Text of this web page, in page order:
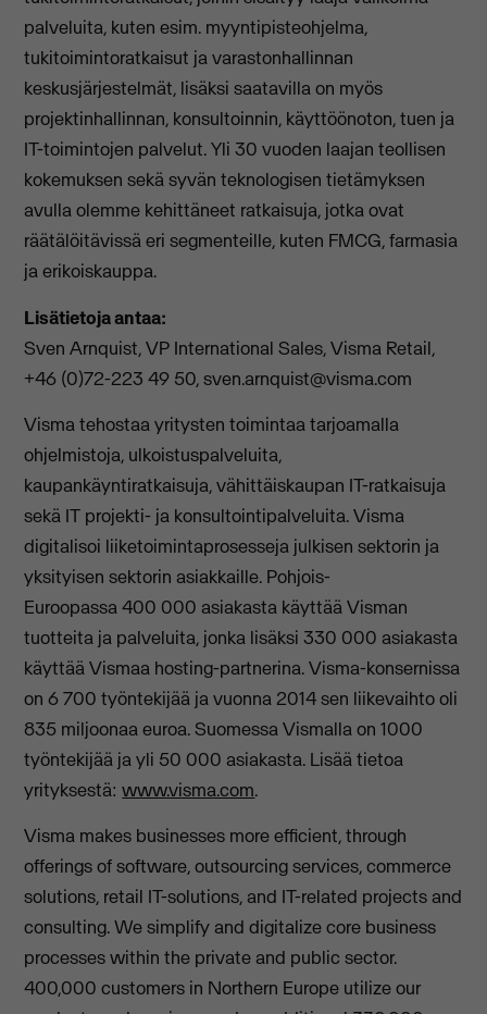
palveluita, kuten esim. myyntipisteohjelma,
tukitoimintoratkaisut ja varastonhallinnan
keskusjärjestelmät, lisäksi saatavilla on myös
projektinhallinnan, konsultoinnin, käyttöönoton, tuen ja
IT-toimintojen palvelut. Yli 30 vuoden laajan teollisen
kokemuksen sekä syvän teknologisen tietämyksen
avulla olemme kehittäneet ratkaisuja, jotka ovat
räätälöitävissä eri segmenteille, kuten FMCG, farmasia
ja erikoiskauppa.
Lisätietoja antaa:
Sven Arnquist, VP International Sales, Visma Retail,
+46 (0)72-223 49 50,sven.arnquist@visma.com
Visma tehostaa yritysten toimintaa tarjoamalla
ohjelmistoja, ulkoistuspalveluita,
kaupankäyntiratkaisuja, vähittäiskaupan IT-ratkaisuja
sekä IT projekti- ja konsultointipalveluita. Visma
digitalisoi liiketoimintaprosesseja julkisen sektorin ja
yksityisen sektorin asiakkaille. Pohjois-
Euroopassa 400 000 asiakasta käyttää Visman
tuotteita ja palveluita, jonka lisäksi 330 000 asiakasta
käyttää Vismaa hosting-partnerina. Visma-konsernissa
on 6 700 työntekijää ja vuonna 2014 sen liikevaihto oli
835 miljoonaa euroa. Suomessa Vismalla on 1000
työntekijää ja yli 50 000 asiakasta. Lisää tietoa
yrityksestä:www.visma.com.
Visma makes businesses more efficient, through
offerings of software, outsourcing services, commerce
solutions, retail IT-solutions, and IT-related projects and
consulting. We simplify and digitalize core business
processes within the private and public sector.
400,000 customers in Northern Europe utilize our